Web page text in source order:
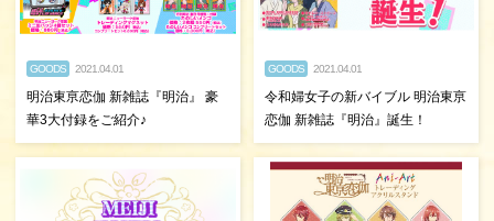
GOODS 2021.04.01
明治東亰恋伽 新雑誌『明治』 豪
華3大付録をご紹介♪
GOODS 2021.04.01
令和婦女子の新バイブル 明治東亰
恋伽 新雑誌『明治』誕生！